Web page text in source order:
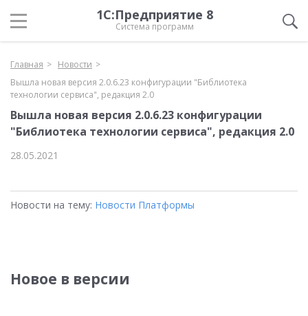
1С:Предприятие 8
Система программ
Главная
Новости
Вышла новая версия 2.0.6.23 конфигурации "Библиотека
технологии сервиса", редакция 2.0
Вышла новая версия 2.0.6.23 конфигурации
"Библиотека технологии сервиса", редакция 2.0
28.05.2021
Новости на тему: Новости Платформы
Новое в версии